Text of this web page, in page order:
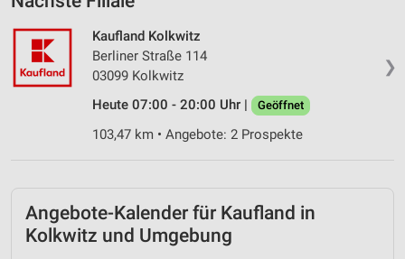
❯
Kaufland Kolkwitz
Berliner Straße 114
03099 Kolkwitz
Heute 07:00 - 20:00 Uhr |
Geöffnet
103,47 km • Angebote: 2 Prospekte
Angebote-Kalender für Kaufland in
Kolkwitz und Umgebung